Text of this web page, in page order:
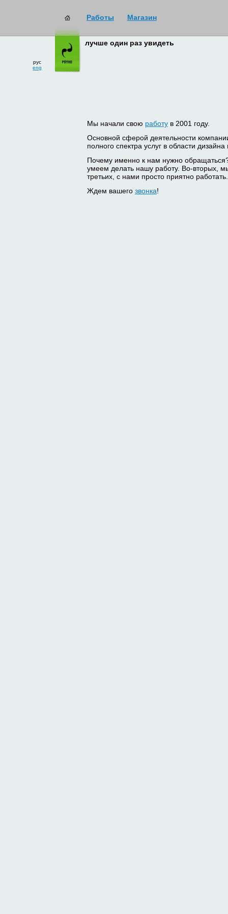
eng
лучше один раз увидеть
Мы начали свою работув 2001 году.
Основной сферой деятельности
полного спектра услуг в области
Почему именно к нам нужно
умеем делать нашу работу. Во-вторых,
третьих, с нами просто приятно работать.
Ждем вашего звонка!